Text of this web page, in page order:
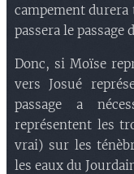
campement
passera le passage
Donc, si Moïse
vers Josué
passage a
représentent les
vrai) sur les
les eaux du